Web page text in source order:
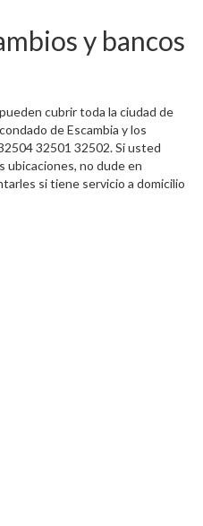
y bancos
cubrir toda la ciudad de
de Escambia y los
32501 32502. Si usted
ubicaciones, no dude en
si tiene servicio a domicilio